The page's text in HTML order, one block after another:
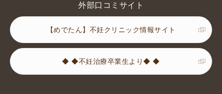
外部口コミサイト
【めでたん】不妊クリニック情報サイト
◆ ◆不妊治療卒業生より◆ ◆